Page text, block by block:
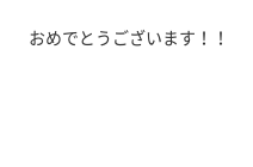
おめでとうございます！！